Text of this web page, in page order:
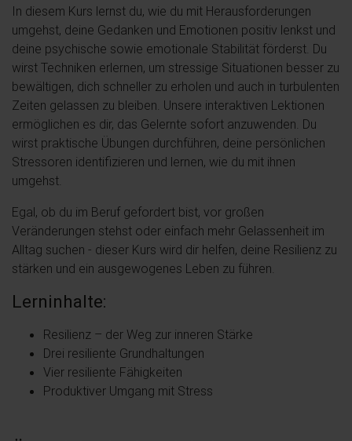
In diesem Kurs lernst du, wie du mit Herausforderungen
umgehst, deine Gedanken und Emotionen positiv lenkst und
deine psychische sowie emotionale Stabilität förderst. Du
wirst Techniken erlernen, um stressige Situationen besser zu
bewältigen, dich schneller zu erholen und auch in turbulenten
Zeiten gelassen zu bleiben. Unsere interaktiven Lektionen
ermöglichen es dir, das Gelernte sofort anzuwenden. Du
wirst praktische Übungen durchführen, deine persönlichen
Stressoren identifizieren und lernen, wie du mit ihnen
umgehst.
Egal, ob du im Beruf gefordert bist, vor großen
Veränderungen stehst oder einfach mehr Gelassenheit im
Alltag suchen - dieser Kurs wird dir helfen, deine Resilienz zu
stärken und ein ausgewogenes Leben zu führen.
Lerninhalte:
Resilienz – der Weg zur inneren Stärke
Drei resiliente Grundhaltungen
Vier resiliente Fähigkeiten
Produktiver Umgang mit Stress